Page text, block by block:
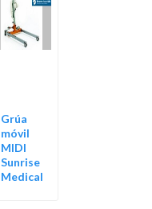
Grúa
móvil
MIDI
Sunrise
Medical